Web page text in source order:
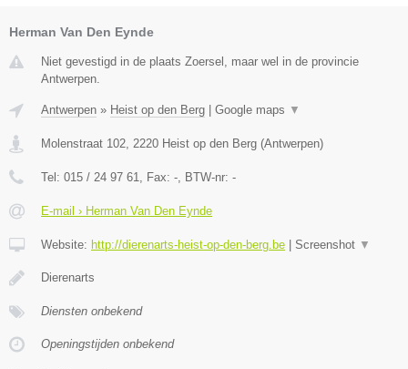
Herman Van Den Eynde
Niet gevestigd in de plaats Zoersel, maar wel in de provincie
Antwerpen.
Antwerpen » Heist op den Berg | Google maps ▼
Molenstraat 102 2220 Heist op den Berg (Antwerpen)
Tel: 015 / 24 97 61 , Fax: - , BTW-nr: -
E-mail › Herman Van Den Eynde
Website: http://dierenarts-heist-op-den-berg.be | Screenshot ▼
Dierenarts
Diensten onbekend
Openingstijden onbekend